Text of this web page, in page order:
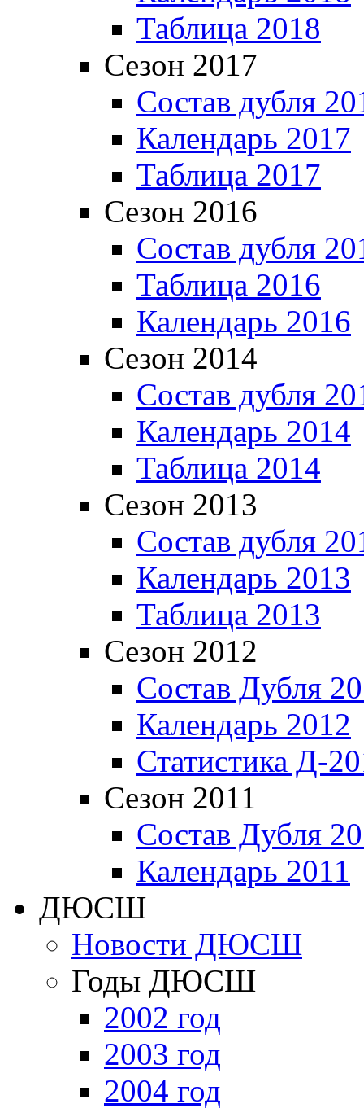
Таблица 2018
Сезон 2017
Состав дубля
Календарь 2017
Таблица 2017
Сезон 2016
Состав дубля
Таблица 2016
Календарь 2016
Сезон 2014
Состав дубля
Календарь 2014
Таблица 2014
Сезон 2013
Состав дубля
Календарь 2013
Таблица 2013
Сезон 2012
Состав Дубля
Календарь 2012
Статистика Д-
Сезон 2011
Состав Дубля
Календарь 2011
ДЮСШ
Новости ДЮСШ
Годы ДЮСШ
2002 год
2003 год
2004 год